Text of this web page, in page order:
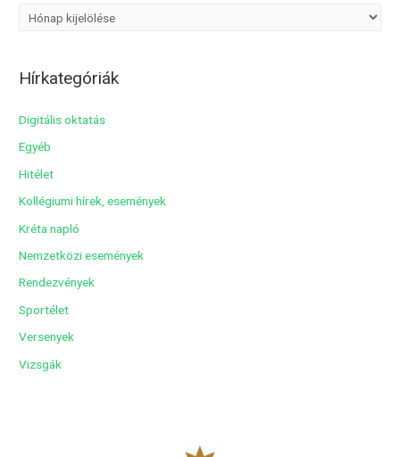
h
m
Hírkategóriák
Digitális oktatás
Egyéb
Hitélet
Kollégiumi hírek, események
Kréta napló
Nemzetközi események
Rendezvények
Sportélet
Versenyek
Vizsgák